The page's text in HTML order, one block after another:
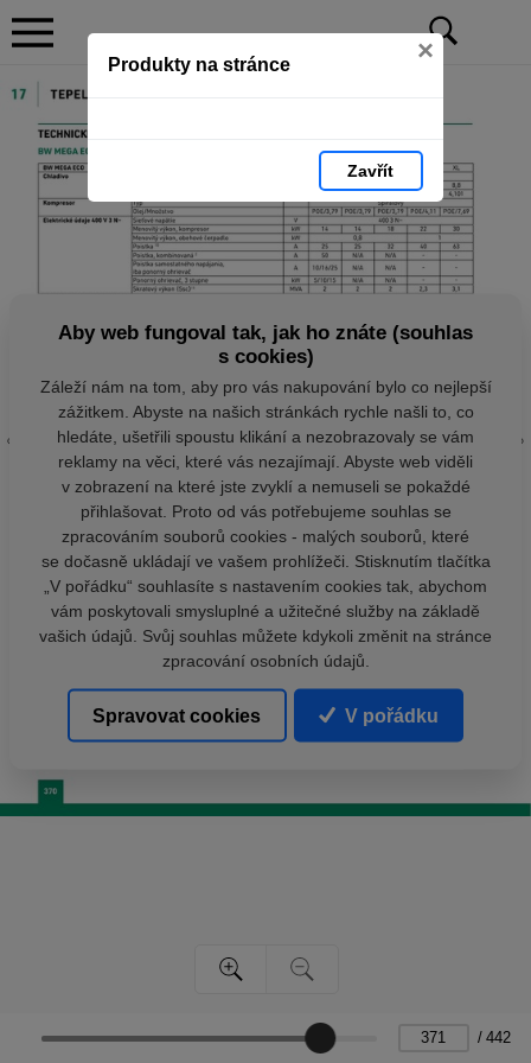
Produkty na stránce ×
Zavřít
/ 442
Aby web fungoval tak, jak ho znáte (souhlas
s cookies)
Záleží nám na tom, aby pro vás nakupování bylo co nejlepší
zážitkem. Abyste na našich stránkách rychle našli to, co
hledáte, ušetřili spoustu klikání a nezobrazovaly se vám
reklamy na věci, které vás nezajímají. Abyste web viděli
v zobrazení na které jste zvyklí a nemuseli se pokaždé
přihlašovat. Proto od vás potřebujeme souhlas se
zpracováním souborů cookies - malých souborů, které
se dočasně ukládají ve vašem prohlížeči. Stisknutím tlačítka
„V pořádku“ souhlasíte s nastavením cookies tak, abychom
vám poskytovali smysluplné a užitečné služby na základě
vašich údajů. Svůj souhlas můžete kdykoli změnit na stránce
zpracování osobních údajů.
Spravovat cookies V pořádku